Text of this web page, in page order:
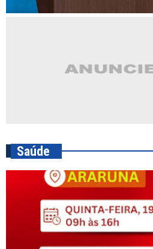
Saúde